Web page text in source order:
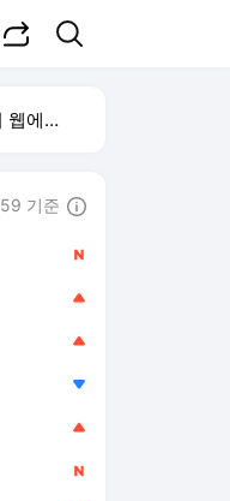
보기
기준